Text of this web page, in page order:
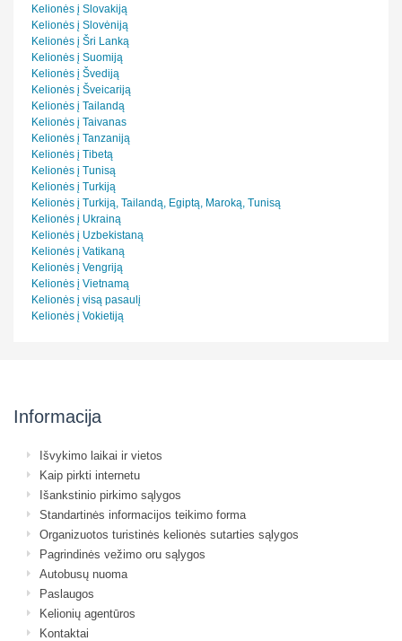
Kelionės į Slovakiją
Kelionės į Slovėniją
Kelionės į Šri Lanką
Kelionės į Suomiją
Kelionės į Švediją
Kelionės į Šveicariją
Kelionės į Tailandą
Kelionės į Taivanas
Kelionės į Tanzaniją
Kelionės į Tibetą
Kelionės į Tunisą
Kelionės į Turkiją
Kelionės į Turkiją, Tailandą, Egiptą, Maroką, Tunisą
Kelionės į Ukrainą
Kelionės į Uzbekistaną
Kelionės į Vatikaną
Kelionės į Vengriją
Kelionės į Vietnamą
Kelionės į visą pasaulį
Kelionės į Vokietiją
Informacija
Išvykimo laikai ir vietos
Kaip pirkti internetu
Išankstinio pirkimo sąlygos
Standartinės informacijos teikimo forma
Organizuotos turistinės kelionės sutarties sąlygos
Pagrindinės vežimo oru sąlygos
Autobusų nuoma
Paslaugos
Kelionių agentūros
Kontaktai